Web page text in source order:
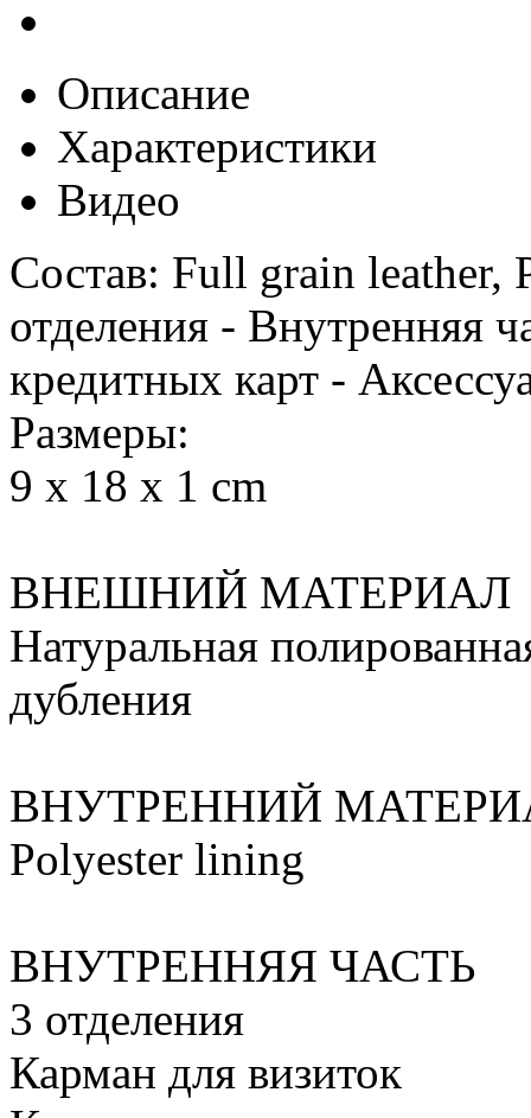
Описание
Характеристики
Видео
Состав: Full grain leather,
отделения - Внутренняя
кредитных карт -
Размеры:
9 x 18 x 1 cm
ВНЕШНИЙ МАТЕРИАЛ
Натуральная
дубления
ВНУТРЕННИЙ
Polyester lining
ВНУТРЕННЯЯ ЧАСТЬ
3 отделения
Карман для визиток